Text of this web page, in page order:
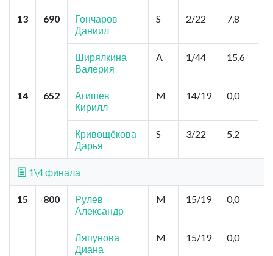
13 690
Гончаров
Даниил
S 2/22 7,8
Ширялкина
Валерия
A 1/44 15,6
14 652
Агишев
Кирилл
M 14/19 0,0
Кривощёкова
Дарья
S 3/22 5,2
1\4 финала
15 800
Рулев
Александр
M 15/19 0,0
Ляпунова
Диана
M 15/19 0,0